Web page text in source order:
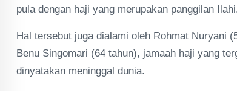
pula dengan haji yang merupakan panggilan
Hal tersebut juga dialami oleh Rohmat Nuryani
Benu Singomari (64 tahun), jamaah haji yang
dinyatakan meninggal dunia.